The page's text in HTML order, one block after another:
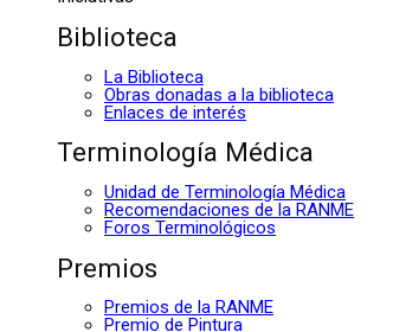
Biblioteca
La Biblioteca
Obras donadas a la biblioteca
Enlaces de interés
Terminología Médica
Unidad de Terminología Médica
Recomendaciones de la RANME
Foros Terminológicos
Premios
Premios de la RANME
Premio de Pintura